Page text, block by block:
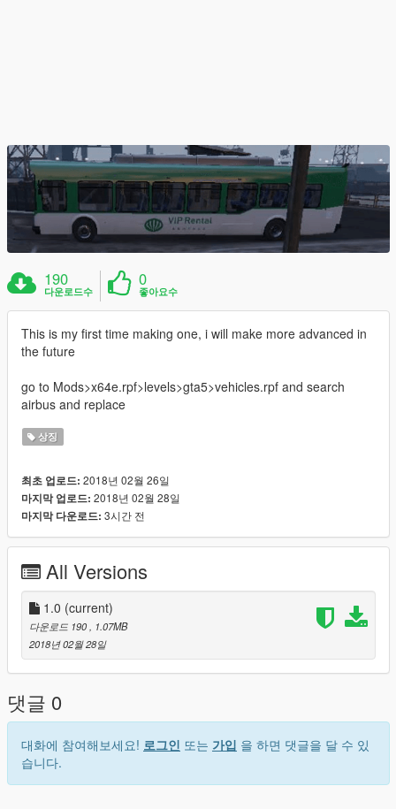
190
다운로드수
0
좋아요수
This is my first time making one, i will make more advanced in
the future
go to Mods>x64e.rpf>levels>gta5>vehicles.rpf and search
airbus and replace
상징
최초 업로드: 2018년 02월 26일
마지막 업로드: 2018년 02월 28일
마지막 다운로드: 3시간 전
All Versions
1.0 (current)
다운로드 190
, 1.07MB
2018년 02월 28일
댓글 0
대화에 참여해보세요! 로그인 또는 가입 을 하면 댓글을 달 수 있
습니다.